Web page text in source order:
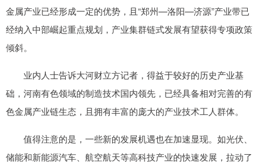
金属产业已经形成一定的优势，且“郑州—洛阳—济源”产业带已
经纳入中部崛起重点规划，产业集群链式发展有望获得专项政策
倾斜。
业内人士告诉大河财立方记者，得益于较好的历史产业基
础，河南有色领域的制造技术国内领先，已经具备相对完善的有
色金属产业链生态，且拥有丰富的庞大的产业技术工人群体。
值得注意的是，一些新的发展机遇也在加速显现。如光伏、
储能和新能源汽车、航空航天等高科技产业的快速发展，拉动了